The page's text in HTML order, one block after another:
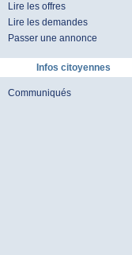
Lire les offres
Lire les demandes
Passer une annonce
Infos citoyennes
Communiqués